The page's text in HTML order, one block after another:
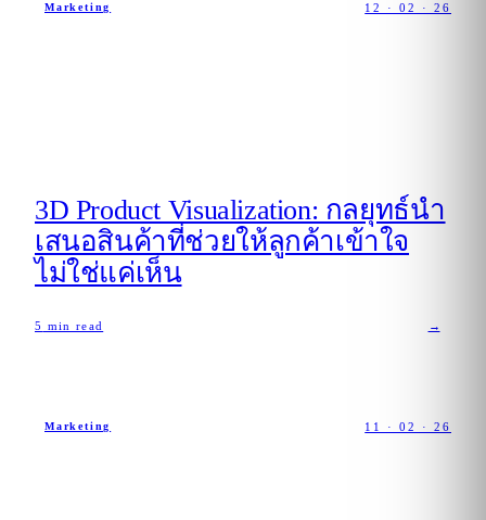
Marketing 12 · 02 · 26
3D Product Visualization: กลยุทธ์นำ
เสนอสินค้าที่ช่วยให้ลูกค้าเข้าใจ
ไม่ใช่แค่เห็น
5 min read →
Marketing 11 · 02 · 26